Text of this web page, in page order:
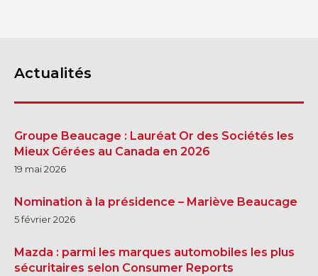
Actualités
Groupe Beaucage : Lauréat Or des Sociétés les
Mieux Gérées au Canada en 2026
19 mai 2026
Nomination à la présidence – Mariève Beaucage
5 février 2026
Mazda : parmi les marques automobiles les plus
sécuritaires selon Consumer Reports